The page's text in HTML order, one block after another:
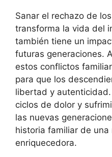
Sanar el rechazo de
transforma la vida del
también tiene un
futuras generaciones.
estos conflictos
para que los
libertad y
ciclos de dolor y
las nuevas
historia familiar de
enriquecedora.